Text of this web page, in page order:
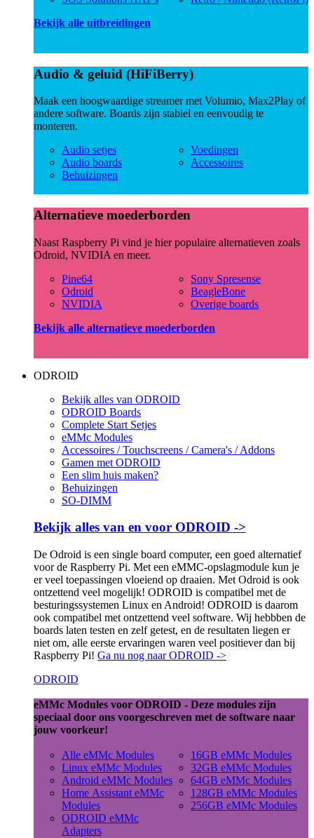
Bekijk alle uitbreidingen
Audio & geluid (HiFiBerry)
Maak een hoogwaardige streamer met Volumio, Max2Play of
andere software. Boards zijn stabiel en eenvoudig te
monteren.
Audio setjes
Audio boards
Behuizingen
Voedingen
Accessoires
Alternatieve moederborden
Naast Raspberry Pi vind je hier populaire alternatieven zoals
Odroid, NVIDIA en meer.
Pine64
Odroid
NVIDIA
Sony Spresense
BeagleBone
Overige boards
Bekijk alle alternatieve moederborden
ODROID
Bekijk alles van ODROID
ODROID Boards
Complete Start Setjes
eMMc Modules
Accessoires / Touchscreens / Camera's / Addons
Gamen met ODROID
Een slim huis maken?
Behuizingen
SO-DIMM
Bekijk alles van en voor ODROID ->
De Odroid is een single board computer, een goed alternatief
voor de Raspberry Pi. Met een eMMC-opslagmodule kun je
er veel toepassingen vloeiend op draaien. Met Odroid is ook
ontzettend veel mogelijk! ODROID is compatibel met de
besturingssystemen Linux en Android! ODROID is daarom
ook compatibel met ontzettend veel software. Wij hebbben de
boards laten testen en zelf getest, en de resultaten liegen er
niet om, alle eerste ervaringen waren veel positiever dan bij
Raspberry Pi! Ga nu nog naar ODROID ->
ODROID
eMMc Modules voor ODROID - Deze modules zijn
speciaal door ons voorgeschreven met de software naar
jouw voorkeur!
Alle eMMc Modules
Linux eMMc Modules
Android eMMc Modules
Home Assistant eMMc
Modules
ODROID eMMc
Adapters
16GB eMMc Modules
32GB eMMc Modules
64GB eMMc Modules
128GB eMMc Modules
256GB eMMc Modules